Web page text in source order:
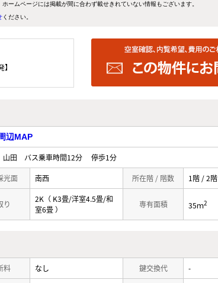
ームページには掲載が間に合わず載せきれていない情報もございます。
ください。
辺MAP
山田 バス乗車時間12分 停歩1分
光面 南西 所在階 / 階数 1階 / 2階
り
2K（ K3畳/洋室4.5畳/和
室6畳 ）
専有面積 35ｍ2
料 なし 鍵交換代 -